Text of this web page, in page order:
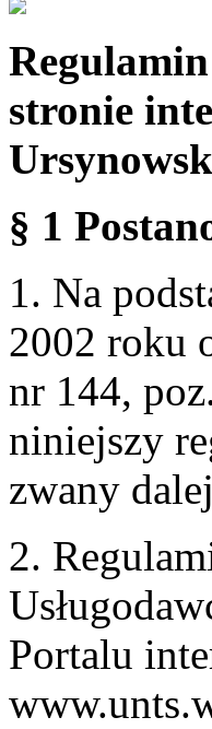
stronie
§ 1
1. Na
2002 roku
nr 144,
niniejszy
zwany
2.
Portalu